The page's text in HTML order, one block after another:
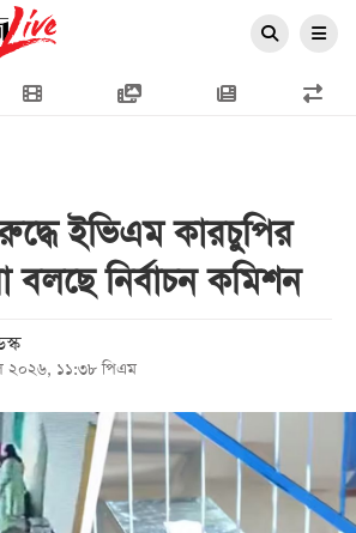
ইভিএম কারচুপির
নির্বাচন কমিশন
২০২৬, ১১:৩৮ পিএম